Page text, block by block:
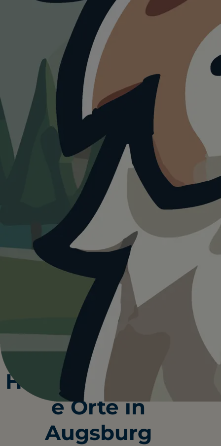
Augsburg
mit
Hund.
4+
HUNDEPLÄTZE
0+
HUNDESTRÄNDE
0+
WANDERUNGEN
0+
RESTAURANTS
Augsburg bietet Dir und Deiner Fellnase
zahlreiche Möglichkeiten, gemeinsam
abwechslungsreiche Ausflüge zu genießen.
Hundefreundlich
e Orte in
Augsburg